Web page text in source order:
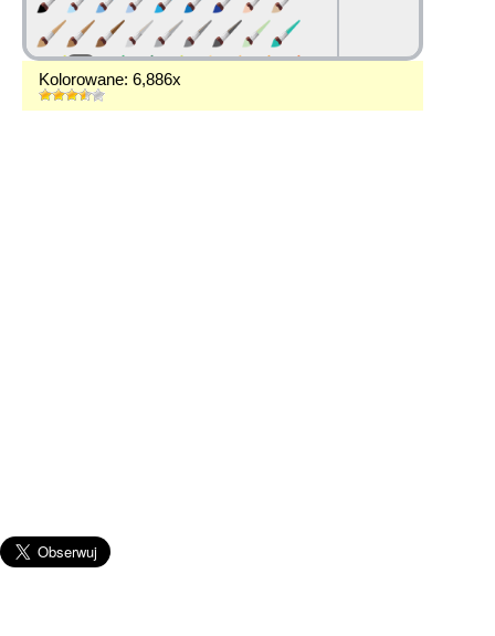
Kolorowane: 6,886x